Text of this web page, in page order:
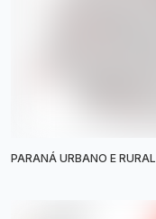
PARANÁ URBANO E RURAL